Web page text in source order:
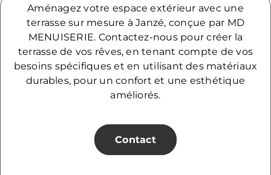
Aménagez votre espace extérieur avec une
terrasse sur mesure à Janzé, conçue par MD
MENUISERIE. Contactez-nous pour créer la
terrasse de vos rêves, en tenant compte de vos
besoins spécifiques et en utilisant des matériaux
durables, pour un confort et une esthétique
améliorés.
Contact